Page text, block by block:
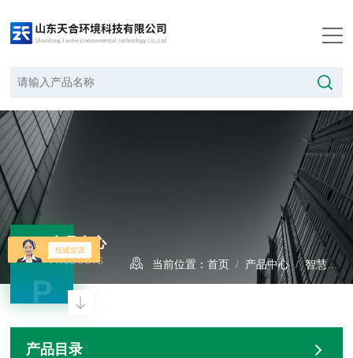
产品中心
PRODUCTS
P
当前位置：首页 / 产品中心/智慧光伏
产品目录